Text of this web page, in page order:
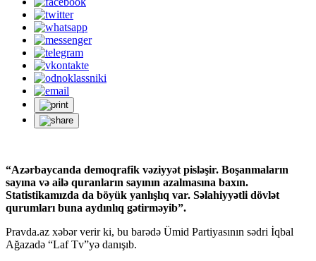
“Azərbaycanda demoqrafik vəziyyət pisləşir. Boşanmaların
sayına və ailə quranların sayının azalmasına baxın.
Statistikamızda da böyük yanlışlıq var. Səlahiyyətli dövlət
qurumları buna aydınlıq gətirməyib”.
Pravda.az xəbər verir ki, bu barədə Ümid Partiyasının sədri İqbal
Ağazadə “Laf Tv”yə danışıb.